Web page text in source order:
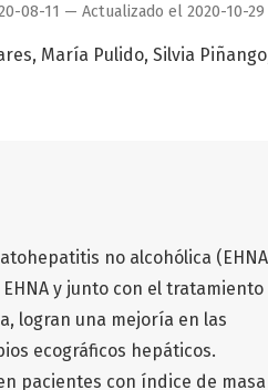
08-11 — Actualizado el 2020-10-29
María Pulido Silvia Piñango
no alcohólica
y junto con el tratamiento
logran una mejoría en las
ecográficos hepáticos.
pacientes con índice de masa